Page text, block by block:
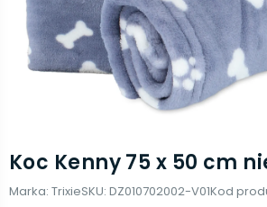
Koc Kenny 75 x 50 cm
Marka: TrixieSKU: DZ010702002-V01Kod